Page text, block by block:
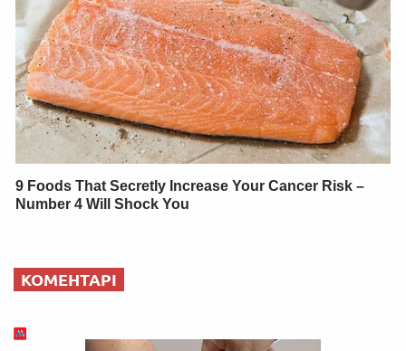
9 Foods That Secretly Increase Your Cancer Risk –
Number 4 Will Shock You
КОМЕНТАРІ